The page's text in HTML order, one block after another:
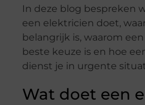
In deze blog bespreken
een elektricien doet,
belangrijk is, waarom
beste keuze is en hoe
dienst je in urgente
Wat doet een